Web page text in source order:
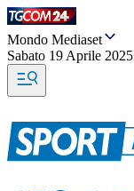
Mondo Mediaset
Sabato 19 Aprile 2025